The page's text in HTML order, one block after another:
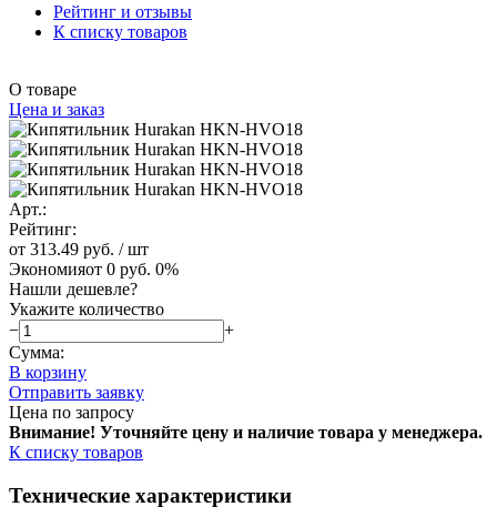
Рейтинг и отзывы
К списку товаров
О товаре
Цена и заказ
Арт.:
Рейтинг:
от 313.49 руб. / шт
Экономияот 0 руб. 0%
Нашли дешевле?
Укажите количество
−
+
Сумма:
В корзину
Отправить заявку
Цена по запросу
Внимание! Уточняйте цену и наличие товара у менеджера.
К списку товаров
Технические характеристики